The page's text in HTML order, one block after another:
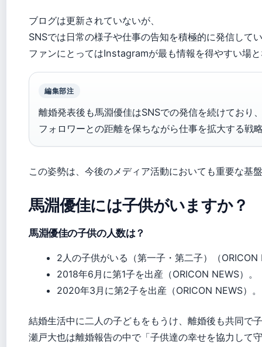
ブログは更新されていないが、
SNSでは日常の様子や仕事の告知を積極的に発信して
ファンにとってはInstagramが最も情報を得やすい場
編集部注
離婚発表後も馬淵優佳はSNSでの発信を続けており
フォロワーとの距離を保ちながら仕事を拡大する戦
この姿勢は、今後のメディア活動においても重要な基
馬淵優佳には子供がいますか？
馬淵優佳の子供の人数は？
2人の子供がいる（第一子・第二子）（ORICON
2018年6月に第1子を出産（ORICON NEWS）。
2020年3月に第2子を出産（ORICON NEWS）。
結婚生活中に二人の子どもをもうけ、離婚後も共同で
瀬戸大也は離婚報告の中で「子供達の幸せを協力して